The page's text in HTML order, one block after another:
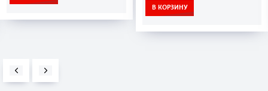
В КОРЗИНУ